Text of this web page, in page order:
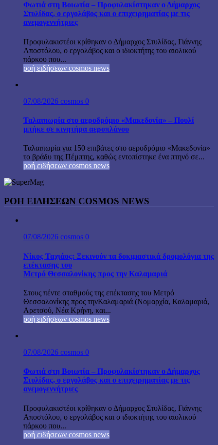
Φωτιά στη Βοιωτία – Προφυλακίστηκαν ο Δήμαρχος
Στυλίδας, ο εργολάβος και ο επιχειρηματίας με τις
ανεμογεννήτριες
Προφυλακιστέοι κρίθηκαν ο Δήμαρχος Στυλίδας, Γιάννης
Αποστόλου, ο εργολάβος και ο ιδιοκτήτης του αιολικού
πάρκου που...
ροή ειδήσεων cosmos news
07/08/2026 cosmos 0
Ταλαιπωρία στο αεροδρόμιο «Μακεδονία» – Πουλί
μπήκε σε κινητήρα αεροπλάνου
Ταλαιπωρία για 150 επιβάτες στο αεροδρόμιο «Μακεδονία»
το βράδυ της Πέμπτης, καθώς εντοπίστηκε ένα πτηνό σε...
ροή ειδήσεων cosmos news
ΡΟΉ ΕΙΔΉΣΕΩΝ COSMOS NEWS
07/08/2026 cosmos 0
Νίκος Ταχιάος: Ξεκινούν τα δοκιμαστικά δρομολόγια της
επέκτασης του
Μετρό Θεσσαλονίκης προς την Καλαμαριά
Στους πέντε σταθμούς της επέκτασης του Μετρό
Θεσσαλονίκης προς τηνΚαλαμαριά (Νομαρχία, Καλαμαριά,
Αρετσού, Νέα Κρήνη, και...
ροή ειδήσεων cosmos news
07/08/2026 cosmos 0
Φωτιά στη Βοιωτία – Προφυλακίστηκαν ο Δήμαρχος
Στυλίδας, ο εργολάβος και ο επιχειρηματίας με τις
ανεμογεννήτριες
Προφυλακιστέοι κρίθηκαν ο Δήμαρχος Στυλίδας, Γιάννης
Αποστόλου, ο εργολάβος και ο ιδιοκτήτης του αιολικού
πάρκου που...
ροή ειδήσεων cosmos news